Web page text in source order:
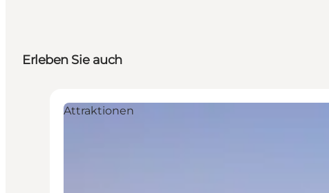
Erleben Sie auch
Attraktionen